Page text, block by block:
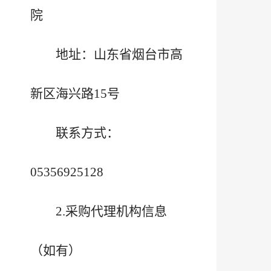
院
地址：山东省烟台市高
新区海兴路15号
联系方式：
05356925128
2.采购代理机构信息
（如有）